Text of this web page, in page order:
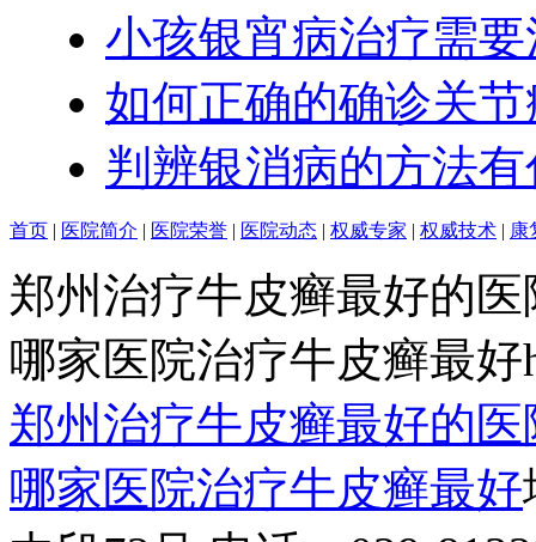
小孩银宵病治疗需
如何正确的确诊关
判辨银消病的方法
首页 | 医院简介 | 医院荣誉 | 医院动态 | 权威专家 | 权威技术 | 康
郑州治疗牛皮癣最好的
哪家医院治疗牛皮癣最好
郑州治疗牛皮癣最好的
哪家医院治疗牛皮癣最好